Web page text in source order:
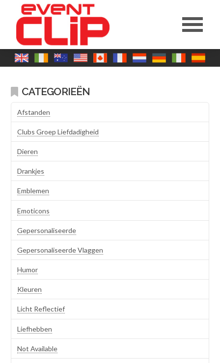
CATEGORIEËN
Afstanden
Clubs Groep Liefdadigheid
Dieren
Drankjes
Emblemen
Emoticons
Gepersonaliseerde
Gepersonaliseerde Vlaggen
Humor
Kleuren
Licht Reflectief
Liefhebben
Not Available